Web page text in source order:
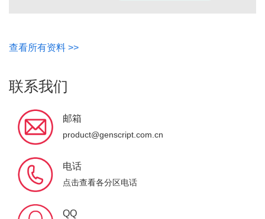
查看所有资料 >>
联系我们
邮箱
product@genscript.com.cn
电话
点击查看各分区电话
QQ